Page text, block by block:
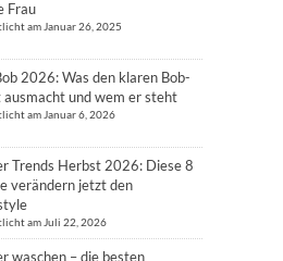
Frau
am Januar 26, 2025
2026: Was den klaren Bob-
ausmacht und wem er steht
am Januar 6, 2026
Trends Herbst 2026: Diese 8
verändern jetzt den
am Juli 22, 2026
waschen – die besten